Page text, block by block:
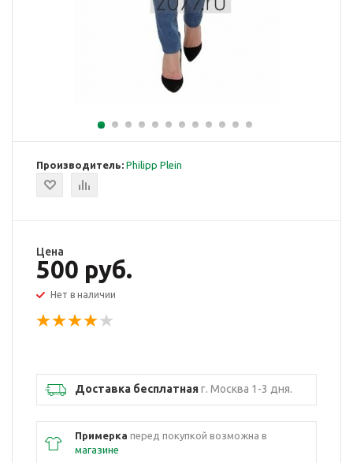
Производитель: Philipp Plein
Цена
500 руб.
Нет в наличии
Доставка бесплатнаяг. Москва 1-3 дня.
Примерка перед покупкой возможна в
магазине